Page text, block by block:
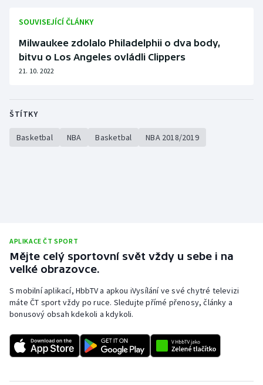
SOUVISEJÍCÍ ČLÁNKY
Milwaukee zdolalo Philadelphii o dva body,
bitvu o Los Angeles ovládli Clippers
21. 10. 2022
ŠTÍTKY
Basketbal NBA Basketbal NBA 2018/2019
APLIKACE ČT SPORT
Mějte celý sportovní svět vždy u sebe i na
velké obrazovce.
S mobilní aplikací, HbbTV a apkou iVysílání ve své chytré televizi
máte ČT sport vždy po ruce. Sledujte přímé přenosy, články a
bonusový obsah kdekoli a kdykoli.